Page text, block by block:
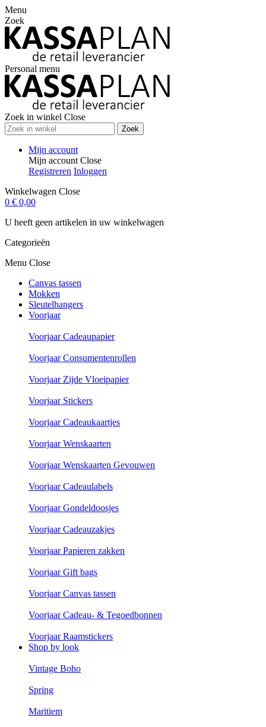
Menu
Zoek
Personal menu
Zoek in winkel Close
Zoek
Mijn account
Mijn account Close
Registreren Inloggen
Winkelwagen Close
0 € 0,00
U heeft geen artikelen in uw winkelwagen
Categorieën
Menu Close
Canvas tassen
Mokken
Sleutelhangers
Voorjaar
Voorjaar Cadeaupapier
Voorjaar Consumentenrollen
Voorjaar Zijde Vloeipapier
Voorjaar Stickers
Voorjaar Cadeaukaartjes
Voorjaar Wenskaarten
Voorjaar Wenskaarten Gevouwen
Voorjaar Cadeaulabels
Voorjaar Gondeldoosjes
Voorjaar Cadeauzakjes
Voorjaar Papieren zakken
Voorjaar Gift bags
Voorjaar Canvas tassen
Voorjaar Cadeau- & Tegoedbonnen
Voorjaar Raamstickers
Shop by look
Vintage Boho
Spring
Maritiem